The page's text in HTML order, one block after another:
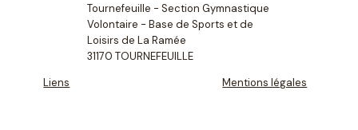
Tournefeuille - Section Gymnastique
Volontaire - Base de Sports et de
Loisirs de La Ramée
31170 TOURNEFEUILLE
Liens
Mentions légales